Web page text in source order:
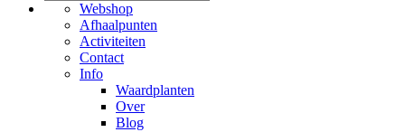
Webshop
Afhaalpunten
Activiteiten
Contact
Info
Waardplanten
Over
Blog